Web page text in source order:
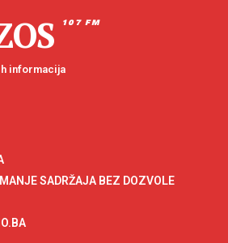
107 FM
informacija
SADRŽAJA BEZ DOZVOLE